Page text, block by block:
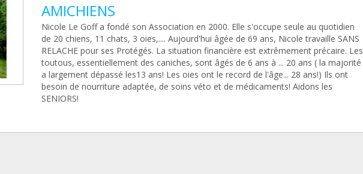
AMICHIENS
Nicole Le Goff a fondé son Association en 2000. Elle s'occupe seule au quotidien
de 20 chiens, 11 chats, 3 oies,.... Aujourd'hui âgée de 69 ans, Nicole travaille SANS
RELACHE pour ses Protégés. La situation financière est extrêmement précaire. Les
toutous, essentiellement des caniches, sont âgés de 6 ans à ... 20 ans ( la majorité
a largement dépassé les13 ans! Les oies ont le record de l'âge... 28 ans!) Ils ont
besoin de nourriture adaptée, de soins véto et de médicaments! Aidons les
SENIORS!